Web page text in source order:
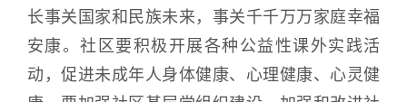
长事关国家和民族未来，事关千千万万家庭幸福
安康。社区要积极开展各种公益性课外实践活
动，促进未成年人身体健康、心理健康、心灵健